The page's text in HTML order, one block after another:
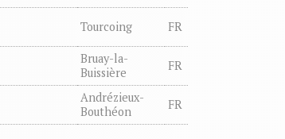
Tourcoing FR
Bruay-la-
Buissière
FR
Andrézieux-
Bouthéon
FR